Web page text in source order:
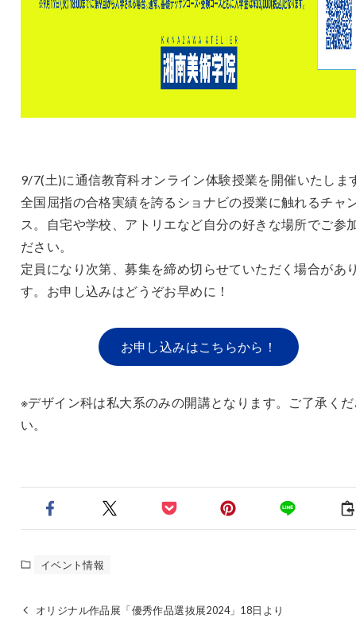
9/7(土)に通信教育科オンライン体験授業を開催いたしま
全国屈指の合格実績を誇るショナビの授業に触れるチャ
ス。自宅や学校、アトリエなど自分の好きな場所でご参
ださい。
定員になり次第、募集を締め切らせていただく場合があ
す。お申し込みはどうぞお早めに！
お申し込みはこちらから！
※デザイン科は私大系のみの開講となります。ご了承く
い。
イベント情報
オリジナル作品展「優秀作品選抜展2024」18日より